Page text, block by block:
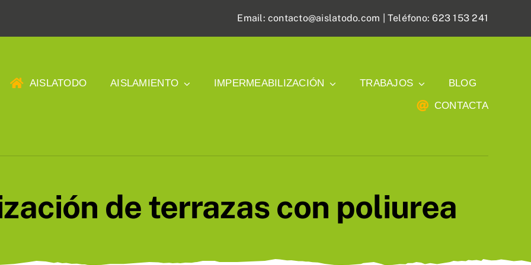
Email: contacto@aislatodo.com | Teléfono: 623 153 241
AISLATODO AISLAMIENTO IMPERMEABILIZACIÓN TRABAJOS
BLOG
CONTACTA
de terrazas con poliurea